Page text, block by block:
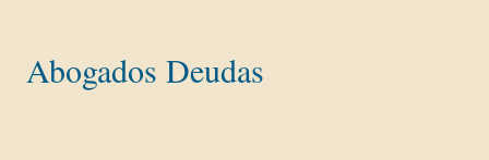
Abogados Deudas